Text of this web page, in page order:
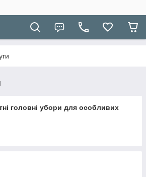
головні убори для особливих